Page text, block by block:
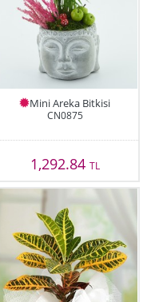
Mini Areka Bitkisi
CN0875
1,292.84 TL